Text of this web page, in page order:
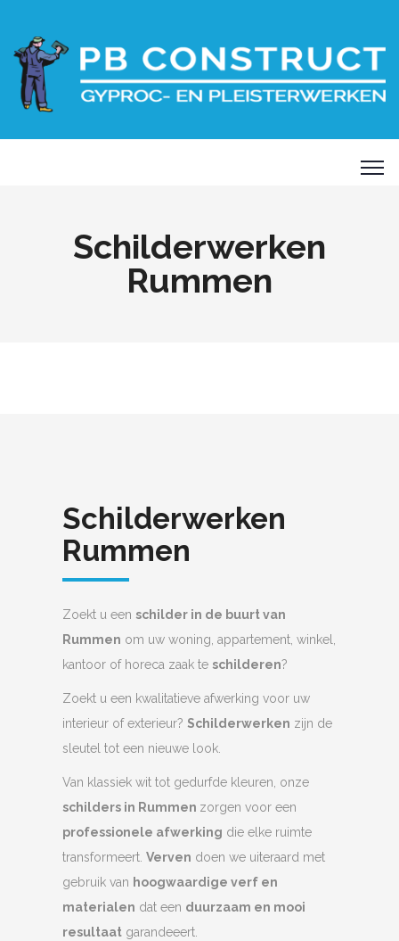
Schilderwerken
Rummen
Schilderwerken
Rummen
Zoekt u een schilder in de buurt van
Rummen om uw woning, appartement, winkel,
kantoor of horeca zaak te schilderen?
Zoekt u een kwalitatieve afwerking voor uw
interieur of exterieur? Schilderwerken zijn de
sleutel tot een nieuwe look.
Van klassiek wit tot gedurfde kleuren, onze
schilders in Rummen zorgen voor een
professionele afwerking die elke ruimte
transformeert. Verven doen we uiteraard met
gebruik van hoogwaardige verf en
materialen dat een duurzaam en mooi
resultaat garandeeert.